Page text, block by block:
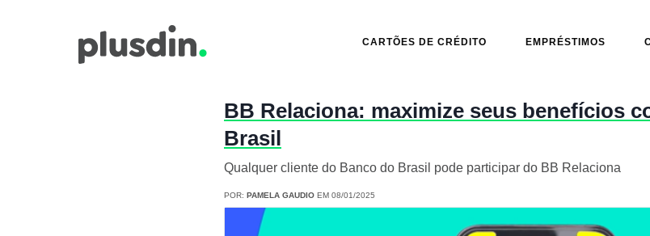
CARTÕES DE CRÉDITO EMPRÉSTIMOS
BB Relaciona: maximize seus benefícios
Brasil
Qualquer cliente do Banco do Brasil pode participar do BB Relaciona
POR: PAMELA GAUDIO EM 08/01/2025